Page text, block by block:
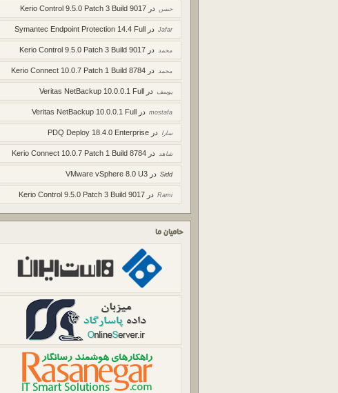
حسن در Kerio Control 9.5.0 Patch 3 Build 9017
Jafar در Symantec Endpoint Protection 14.4 Full
محمد در Kerio Control 9.5.0 Patch 3 Build 9017
محمد در Kerio Connect 10.0.7 Patch 1 Build 8784
یوسف در Veritas NetBackup 10.0.0.1 Full
mostafa در Veritas NetBackup 10.0.0.1 Full
سارا در PDQ Deploy 18.4.0 Enterprise
شاهد در Kerio Connect 10.0.7 Patch 1 Build 8784
Sidd در VMware vSphere 8.0 U3
Rami در Kerio Control 9.5.0 Patch 3 Build 9017
حامیان ما